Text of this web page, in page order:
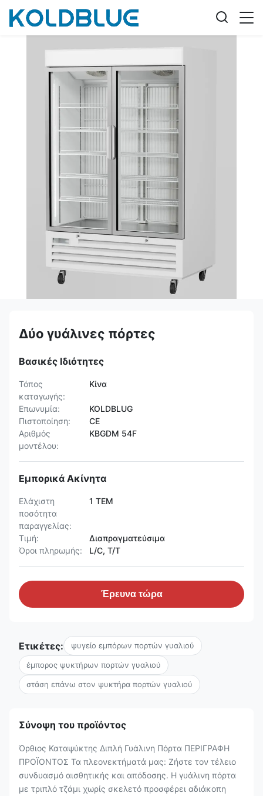
Δύο γυάλινες πόρτες
Βασικές Ιδιότητες
Τόπος
καταγωγής:
Κίνα
Επωνυμία:
KOLDBLUG
Πιστοποίηση:
CE
Αριθμός
μοντέλου:
KBGDM 54F
Εμπορικά Ακίνητα
Ελάχιστη
ποσότητα
παραγγελίας:
1 ΤΕΜ
Τιμή:
Διαπραγματεύσιμα
Όροι πληρωμής:
L/C, T/T
Έρευνα τώρα
Ετικέτες: ψυγείο εμπόρων πορτών γυαλιού
έμπορος ψυκτήρων πορτών γυαλιού
στάση επάνω στον ψυκτήρα πορτών γυαλιού
Σύνοψη του προϊόντος
Όρθιος Καταψύκτης Διπλή Γυάλινη Πόρτα ΠΕΡΙΓΡΑΦΗ
ΠΡΟΪΟΝΤΟΣ Τα πλεονεκτήματά μας: Ζήστε τον τέλειο
συνδυασμό αισθητικής και απόδοσης. Η γυάλινη πόρτα
με τριπλό τζάμι χωρίς σκελετό προσφέρει αδιάκοπη